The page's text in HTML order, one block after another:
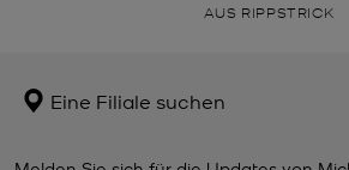
AUS RIPPSTRICK
Eine Filiale suchen